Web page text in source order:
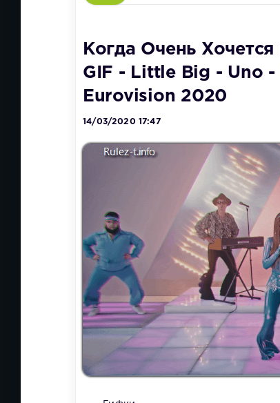
Когда Очень
GIF - Little Big - Uno -
Eurovision 2020
14/03/2020 17:47